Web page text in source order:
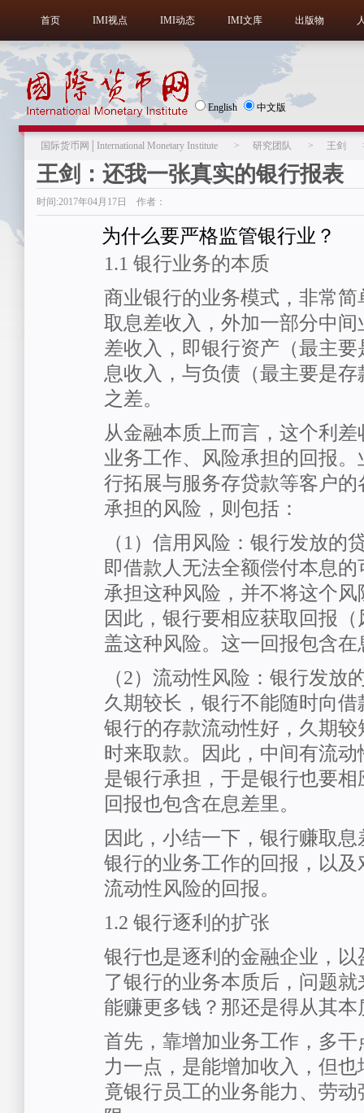
首页 IMI视点 IMI动态 IMI文库 出版物
English 中文版
国际货币网│International Monetary Institute > 研究团队 > 王剑
王剑：还我一张真实的银行报表
时间:2017年04月17日 作者：
为什么要严格监管银行业？
1.1 银行业务的本质
商业银行的业务模式，非常
取息差收入，外加一部分中
差收入，即银行资产（最主
息收入，与负债（最主要是
之差。
从金融本质上而言，这个利
业务工作、风险承担的回报
行拓展与服务存贷款等客户
承担的风险，则包括：
（1）信用风险：银行发放的
即借款人无法全额偿付本息
承担这种风险，并不将这个
因此，银行要相应获取回报
盖这种风险。这一回报包含在
（2）流动性风险：银行发放
久期较长，银行不能随时向
银行的存款流动性好，久期
时来取款。因此，中间有流
是银行承担，于是银行也要
回报也包含在息差里。
因此，小结一下，银行赚取
银行的业务工作的回报，以
流动性风险的回报。
1.2 银行逐利的扩张
银行也是逐利的金融企业，
了银行的业务本质后，问题
能赚更多钱？那还是得从其本
首先，靠增加业务工作，多
力一点，是能增加收入，但
竟银行员工的业务能力、劳